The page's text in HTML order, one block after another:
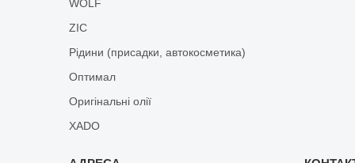
WOLF
ZIC
Рідини (присадки, автокосметика)
Оптимал
Оригінальні олії
XADO